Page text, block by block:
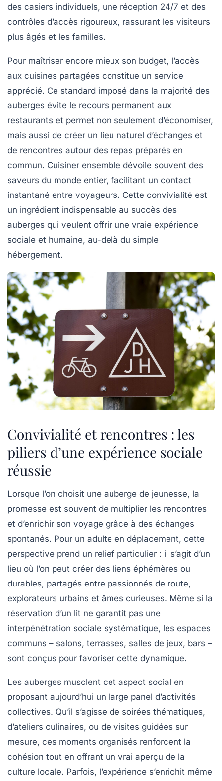
des casiers individuels, une réception 24/7 et des
contrôles d’accès rigoureux, rassurant les visiteurs
plus âgés et les familles.
Pour maîtriser encore mieux son budget, l’accès
aux cuisines partagées constitue un service
apprécié. Ce standard imposé dans la majorité des
auberges évite le recours permanent aux
restaurants et permet non seulement d’économiser,
mais aussi de créer un lieu naturel d’échanges et
de rencontres autour des repas préparés en
commun. Cuisiner ensemble dévoile souvent des
saveurs du monde entier, facilitant un contact
instantané entre voyageurs. Cette convivialité est
un ingrédient indispensable au succès des
auberges qui veulent offrir une vraie expérience
sociale et humaine, au-delà du simple
hébergement.
Convivialité et rencontres : les
piliers d’une expérience sociale
réussie
Lorsque l’on choisit une auberge de jeunesse, la
promesse est souvent de multiplier les rencontres
et d’enrichir son voyage grâce à des échanges
spontanés. Pour un adulte en déplacement, cette
perspective prend un relief particulier : il s’agit d’un
lieu où l’on peut créer des liens éphémères ou
durables, partagés entre passionnés de route,
explorateurs urbains et âmes curieuses. Même si la
réservation d’un lit ne garantit pas une
interpénétration sociale systématique, les espaces
communs – salons, terrasses, salles de jeux, bars –
sont conçus pour favoriser cette dynamique.
Les auberges musclent cet aspect social en
proposant aujourd’hui un large panel d’activités
collectives. Qu’il s’agisse de soirées thématiques,
d’ateliers culinaires, ou de visites guidées sur
mesure, ces moments organisés renforcent la
cohésion tout en offrant un vrai aperçu de la
culture locale. Parfois, l’expérience s’enrichit même